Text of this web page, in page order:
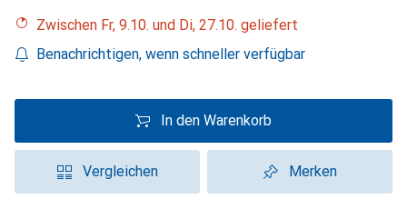
Zwischen Fr, 9.10. und Di, 27.10. geliefert
Benachrichtigen, wenn schneller verfügbar
In den Warenkorb
Vergleichen Merken